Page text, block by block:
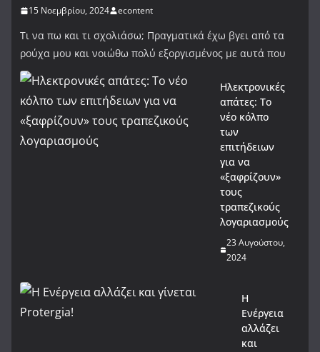
15 Νοεμβρίου, 2024 econtent
Τι να πω και τι σχολιάσω; Πραγματικά έχω βγει από τα
ρούχα μου και νοιώθω πολύ εξοργισμένος με αυτά που
Ηλεκτρονικές
απάτες: Το
νέο κόλπο
των
επιτήδειων
για να
«ξαφρίζουν»
τους
τραπεζικούς
λογαριασμούς
23 Αυγούστου,
2024
Η
Ενέργεια
αλλάζει
και